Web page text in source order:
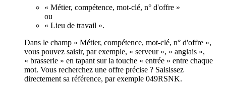
« Métier, compétence, mot-clé, n° d'offre »
ou
« Lieu de travail ».
Dans le champ « Métier, compétence, mot-clé, n° d'offre »,
vous pouvez saisir, par exemple, « serveur », « anglais »,
« brasserie » en tapant sur la touche « entrée » entre chaque
mot. Vous recherchez une offre précise ? Saisissez
directement sa référence, par exemple 049RSNK.